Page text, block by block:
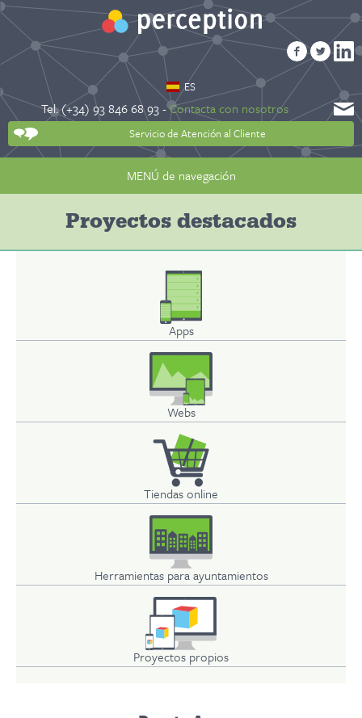
ES
Tel. (+34) 93 846 68 93 -Contacta con nosotros
Servicio de Atención al Cliente
MENÚ de navegación
Proyectos destacados
Apps
Webs
Tiendas online
Herramientas para ayuntamientos
Proyectos propios